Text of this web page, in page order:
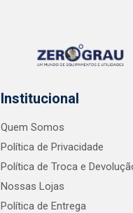
Institucional
Quem Somos
Política de Privacidade
Política de Troca e
Nossas Lojas
Política de Entrega